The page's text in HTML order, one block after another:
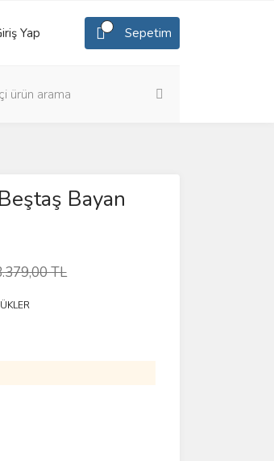
Yap Sepetim
Bayan
TL